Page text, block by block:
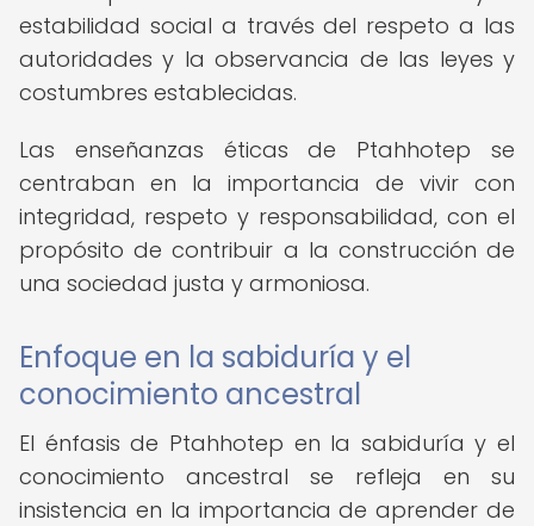
estabilidad social a través del respeto a las
autoridades y la observancia de las leyes y
costumbres establecidas.
Las enseñanzas éticas de Ptahhotep se
centraban en la importancia de vivir con
integridad, respeto y responsabilidad, con el
propósito de contribuir a la construcción de
una sociedad justa y armoniosa.
Enfoque en la sabiduría y el
conocimiento ancestral
El énfasis de Ptahhotep en la sabiduría y el
conocimiento ancestral se refleja en su
insistencia en la importancia de aprender de